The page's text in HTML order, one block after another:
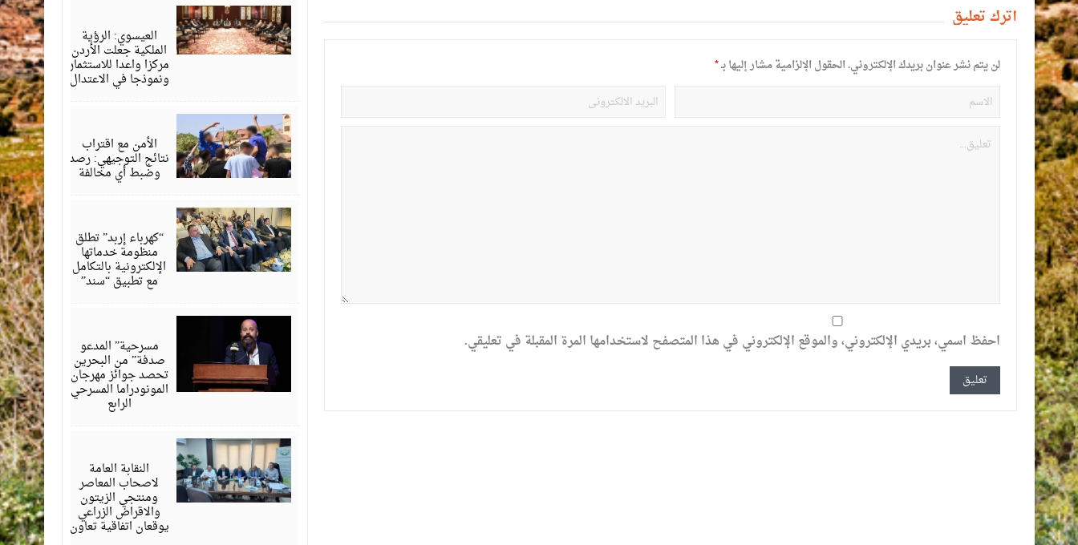
أترك تعليق
لن يتم نشر عنوان بريدك الإلكتروني.الحقول الإلزامية مشار إليها بـ*
احفظ اسمي، بريدي الإلكتروني، والموقع الإلكتروني في هذا المتصفح لاستخدامها المرة المقبلة في تعليقي.
العيسوي: الرؤية
الملكية جعلت الأردن
مركزا واعدا للاستثمار
ونموذجا في الاعتدال
أغسطس
2026
الأمن مع اقتراب
نتائج التوجيهي: رصد
وضبط أي مخالفة
أغسطس
2026
“كهرباء إربد” تطلق
منظومة خدماتها
الإلكترونية بالتكامل
مع تطبيق “سند”
أغسطس
2026
مسرحية” المدعو
صدفة” من البحرين
تحصد جوائز مهرجان
المونودراما المسرحي
الرابع
أغسطس
2026
النقابة العامة
لاصحاب المعاصر
ومنتجي الزيتون
والاقراض الزراعي
يوقعان اتفاقية تعاون
أغسطس
2026